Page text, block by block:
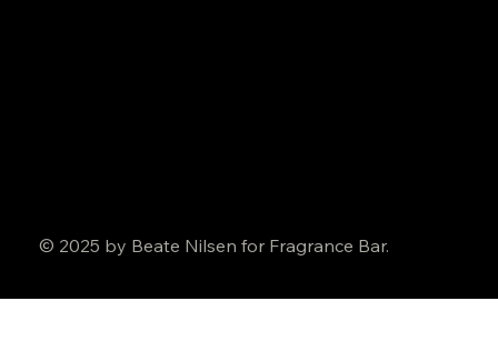
© 2025 by Beate Nilsen for Fragrance Bar.